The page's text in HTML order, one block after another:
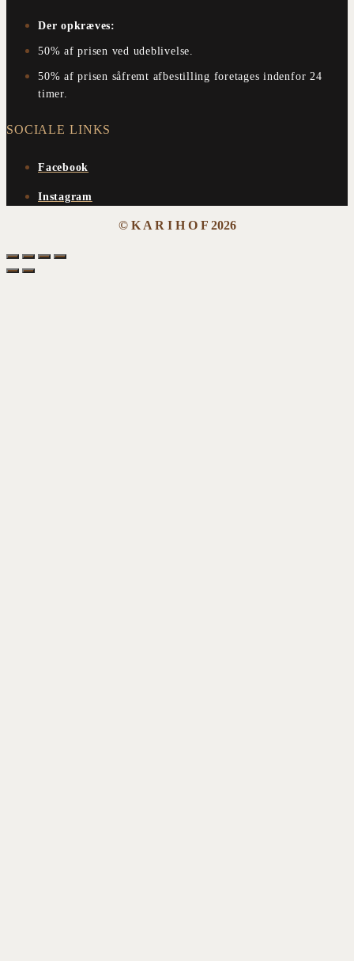
Der opkræves:
50% af prisen ved udeblivelse.
50% af prisen såfremt afbestilling foretages indenfor 24
timer.
SOCIALE LINKS
Facebook
Instagram
© K A R I H O F 2026